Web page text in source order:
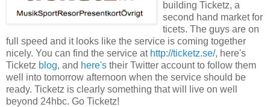
building Ticketz, a
second hand market for
ticets. The guys are on
full speed and it looks like the service is coming together
nicely. You can find the service at http://ticketz.se/, here's
Ticketz blog, and here's their Twitter account to follow them
well into tomorrow afternoon when the service should be
ready. Ticketz is clearly something that will live on well
beyond 24hbc. Go Ticketz!